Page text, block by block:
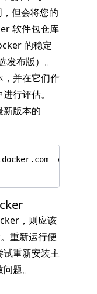
但会将您的
软件包仓库
的稳定
布版）。
，并在它们作
行评估。
新版本的
，则应该
重新运行便
重新安装主
题。